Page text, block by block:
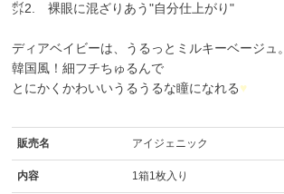
㌽2. 裸眼に混ざりあう"自分仕上がり"
ディアベイビーは、うるっとミルキーベージュ。
韓国風！細フチちゅるんで
とにかくかわいいうるうるな瞳になれる♥
販売名 アイジェニック
内容 1箱1枚入り